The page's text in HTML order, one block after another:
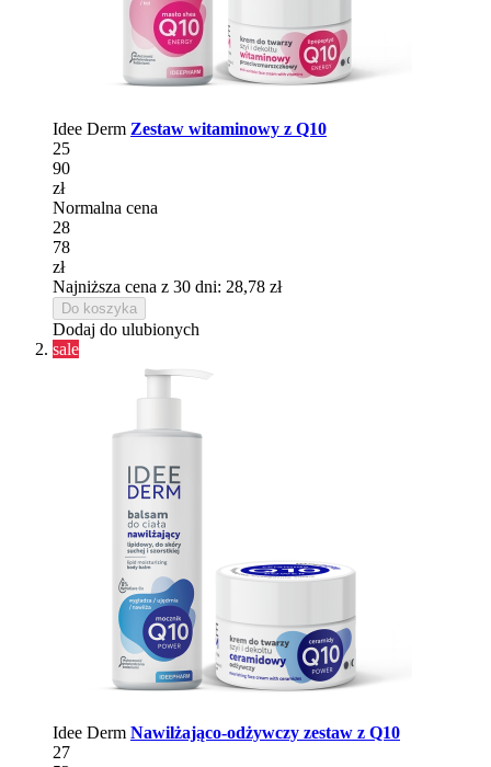
Idee Derm Zestaw witaminowy z Q10
25
90
zł
Normalna cena
28
78
zł
Najniższa cena z 30 dni: 28,78 zł
Do koszyka
Dodaj do ulubionych
sale
Idee Derm Nawilżająco-odżywczy zestaw z Q10
27